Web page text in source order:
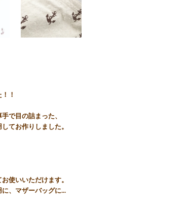
！
で目の詰まった、
てお作りしました。
使いいただけます。
、マザーバッグに...